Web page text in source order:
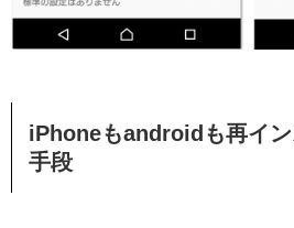
iPhoneもandroidも再イ
手段